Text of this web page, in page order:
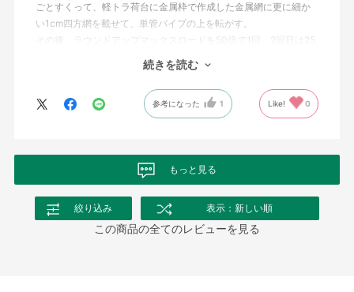
ごとすくって、軽トラ荷台に金属枠で作成した金属網に更に細か
い1cm四方網を載せて、単管パイプの上を転がす。
その後、ラウンドアップマックスロードを50倍で1回、2回目は25
太陽光消毒で根ごとやっつけるに0.05mmの少し厚手の透明マルチ
が必要だった。ホルムズ海峡閉鎖を聞き、10日程かかったがちゃ
んと届けていただきました。
続きを読む
参考になった 1 Like! 0
もっと見る
絞り込み 表示：新しい順
この商品の全てのレビューを見る